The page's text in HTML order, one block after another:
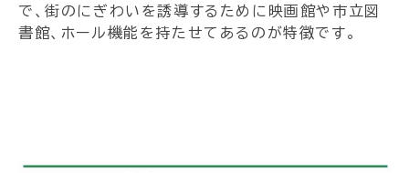
で、街のにぎわいを誘導するために映画館や市立図
書館、ホール機能を持たせてあるのが特徴です。